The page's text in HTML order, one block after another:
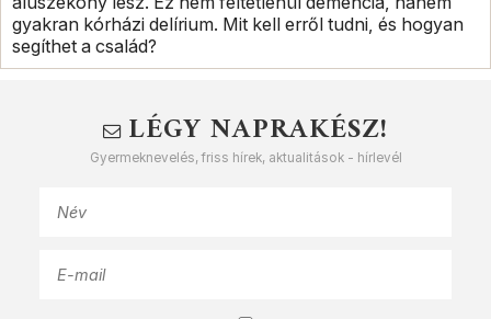
gyakran kórházi delírium. Mit kell erről tudni, és hogyan
segíthet a család?
LÉGY NAPRAKÉSZ!
Gyermeknevelés, friss hírek, aktualitások - hírlevél